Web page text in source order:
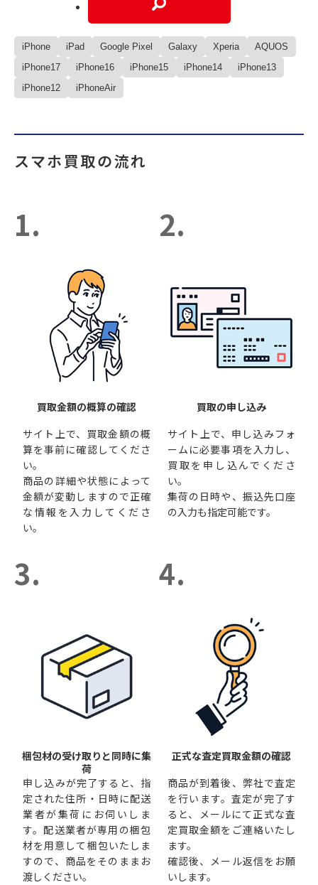
iPhone iPad Google Pixel Galaxy Xperia
AQUOS
iPhone17
iPhone16 iPhone15 iPhone14
iPhone13
iPhone12
iPhoneAir
スマホ買取の流れ
1.
買取金額の概算の確認
サイト上で、買取金額の概
算を事前に確認してくださ
い。
商品の詳細や状態によって
金額が変動しますので正確
な情報を入力してくださ
い。
2.
買取の申し込み
サイト上で、申し込みフォ
ームに必要事項を入力し、
買取を申し込んでくださ
い。
集荷の日時や、振込先口座
の入力も指定可能です。
3.
梱包材の受け取りと同時に集
荷
申し込みが完了すると、指
定された住所・日時に配送
業者が集荷にお伺いしま
す。配送業者が専用の梱包
材を用意して梱包いたしま
すので、商品をそのままお
渡しください。
4.
正式な査定買取金額の確認
商品が到着後、弊社で査定
を行います。査定が完了す
ると、メールにて正式な査
定買取金額をご連絡いたし
ます。
確認後、メール返信をお願
いします。